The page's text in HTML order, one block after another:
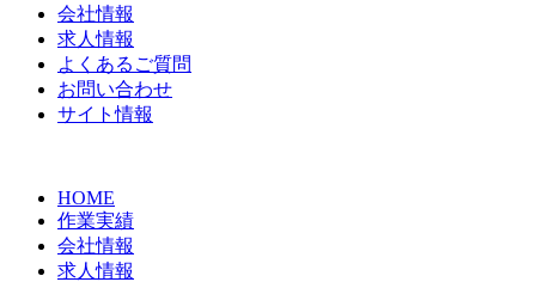
会社情報
求人情報
よくあるご質問
お問い合わせ
サイト情報
HOME
作業実績
会社情報
求人情報